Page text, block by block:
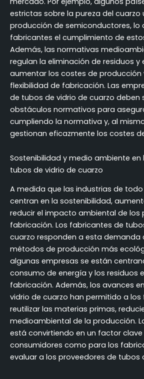
estrictas sobre la pureza del cuarzo
producción de semiconductores, lo
fabricantes el cumplimiento de
Además, las normativas
regulan la eliminación de residuos y
aumentar los costes de producción
flexibilidad de fabricación. Las
de tubos de vidrio de cuarzo deben
obstáculos normativos para
cumpliendo la normativa y, al
gestionan eficazmente los costes
Sostenibilidad y medio ambiente
tubos de vidrio de cuarzo
A medida que las industrias de
centran en la sostenibilidad,
reducir el impacto ambiental de los
fabricación. Los fabricantes de
cuarzo responden a esta demanda
métodos de producción más
algunas empresas se están
consumo de energía y los residuos
fabricación. Además, los avances
vidrio de cuarzo han permitido a
reutilizar las materias primas,
medioambiental de la producción.
está convirtiendo en un factor
consumidores como para los
evaluar a los proveedores de tubos